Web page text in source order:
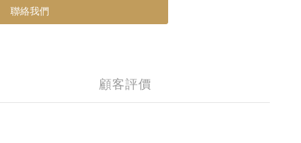
聯絡我們
顧客評價